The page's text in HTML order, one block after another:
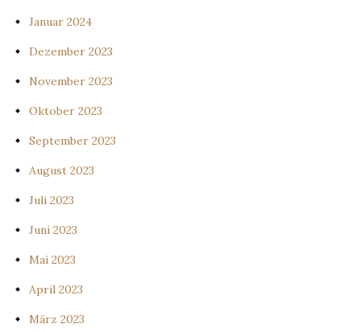
Januar 2024
Dezember 2023
November 2023
Oktober 2023
September 2023
August 2023
Juli 2023
Juni 2023
Mai 2023
April 2023
März 2023